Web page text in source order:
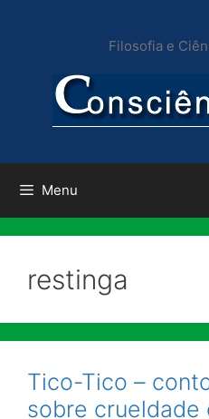
conteúdo
Filosofia e
Menu
restinga
Tico-Tico –
sobre crueldade